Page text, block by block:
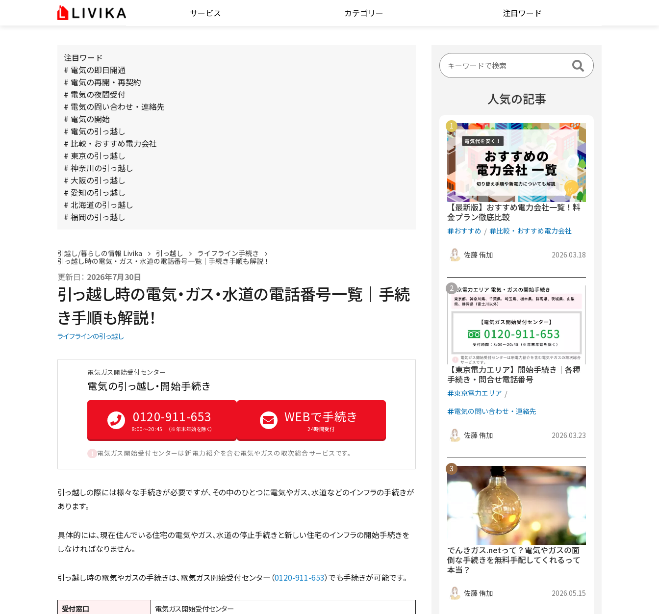
サービス カテゴリー 注目ワード
注目ワード
# 電気の即日開通
# 電気の再開・再契約
# 電気の夜間受付
# 電気の問い合わせ・連絡先
# 電気の開始
# 電気の引っ越し
# 比較・おすすめ電力会社
# 東京の引っ越し
# 神奈川の引っ越し
# 大阪の引っ越し
# 愛知の引っ越し
# 北海道の引っ越し
# 福岡の引っ越し
引越し/暮らしの情報 Livika 引っ越し
ライフライン手続き
引っ越し時の電気・ガス・水道の電話番号一覧｜手続き手順も解説！
更新日： 2026年7月30日
引っ越し時の電気・ガス・水道の電話番号一覧｜手続
き手順も解説！
ライフラインの引っ越し
電気ガス開始受付センター
電気の引っ越し・開始手続き
0120-911-653
8:00〜20:45 （※年末年始を除く）
WEBで手続き
24時間受付
電気ガス開始受付センターは新電力紹介を含む電気やガスの取次総合サービスです。
引っ越しの際には様々な手続きが必要ですが、その中のひとつに電気やガス、水道などのインフラの手続きが
あります。
具体的には、現在住んでいる住宅の電気やガス、水道の停止手続きと新しい住宅のインフラの開始手続きを
しなければなりません。
引っ越し時の電気やガスの手続きは、電気ガス開始受付センター（0120-911-653）でも手続きが可能です。
受付窓口
電気ガス開始受付センター
人気の記事
【最新版】おすすめ電力会社一覧！料
金プラン徹底比較
おすすめ 比較・おすすめ電力会社
佐藤 侑加 2026.03.18
【東京電力エリア】開始手続き｜各種
手続き・問合せ電話番号
東京電力エリア
電気の問い合わせ・連絡先
佐藤 侑加 2026.03.23
でんきガス.netって？電気やガスの面
倒な手続きを無料手配してくれるって
本当？
佐藤 侑加 2026.05.15